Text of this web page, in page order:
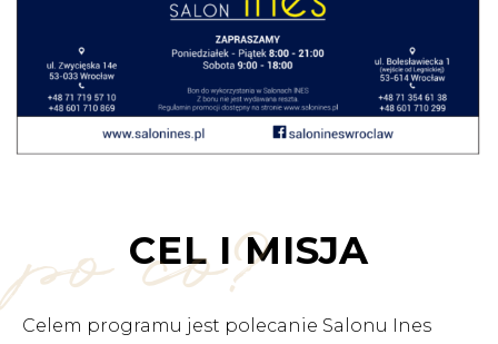
po co?
CEL I MISJA
Celem programu jest polecanie Salonu Ines